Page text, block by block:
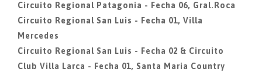
Circuito Regional Patagonia - Fecha 06, Gral.Roca
Circuito Regional San Luis - Fecha 01, Villa
Mercedes
Circuito Regional San Luis - Fecha 02 & Circuito
Club Villa Larca - Fecha 01, Santa Maria Country